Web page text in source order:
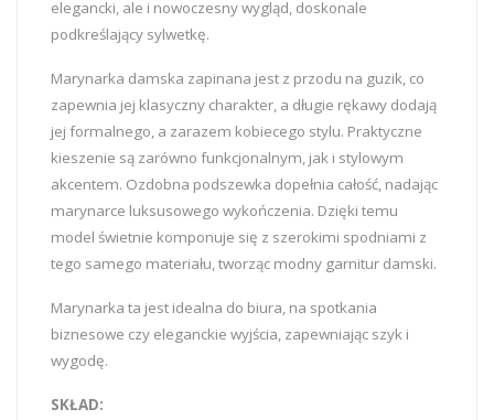
elegancki, ale i nowoczesny wygląd, doskonale
podkreślający sylwetkę.
Marynarka damska zapinana jest z przodu na guzik, co
zapewnia jej klasyczny charakter, a długie rękawy dodają
jej formalnego, a zarazem kobiecego stylu. Praktyczne
kieszenie są zarówno funkcjonalnym, jak i stylowym
akcentem. Ozdobna podszewka dopełnia całość, nadając
marynarce luksusowego wykończenia. Dzięki temu
model świetnie komponuje się z szerokimi spodniami z
tego samego materiału, tworząc modny garnitur damski.
Marynarka ta jest idealna do biura, na spotkania
biznesowe czy eleganckie wyjścia, zapewniając szyk i
wygodę.
SKŁAD: